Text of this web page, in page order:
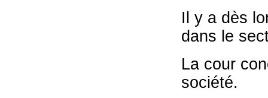
Il y a dès
dans le
La cour
société.